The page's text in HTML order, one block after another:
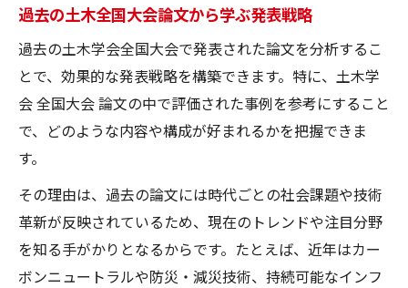
過去の土木全国大会論文から学ぶ発表戦略
過去の土木学会全国大会で発表された論文を分析するこ
とで、効果的な発表戦略を構築できます。特に、土木学
会 全国大会 論文の中で評価された事例を参考にすること
で、どのような内容や構成が好まれるかを把握できま
す。
その理由は、過去の論文には時代ごとの社会課題や技術
革新が反映されているため、現在のトレンドや注目分野
を知る手がかりとなるからです。たとえば、近年はカー
ボンニュートラルや防災・減災技術、持続可能なインフ